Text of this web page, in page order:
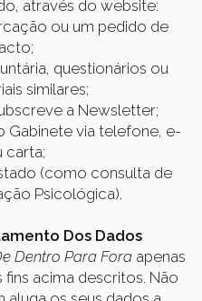
através do website:
ou um pedido de
questionários ou
similares;
a Newsletter;
Gabinete via telefone, e-
carta;
(como consulta de
Psicológica).
Dos Dados
Dentro Para Fora apenas
fins acima descritos. Não